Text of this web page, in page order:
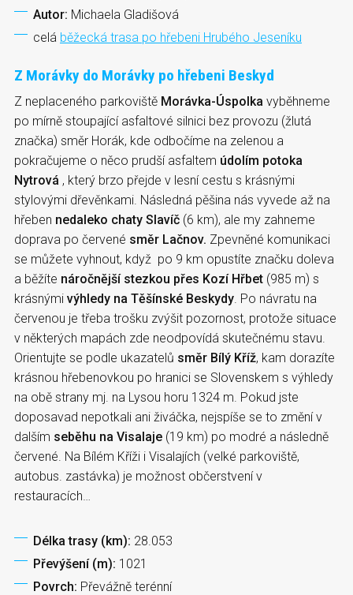
Autor: Michaela Gladišová
celá běžecká trasa po hřebeni Hrubého Jeseníku
Z Morávky do Morávky po hřebeni Beskyd
Z neplaceného parkoviště Morávka-Úspolka vyběhneme
po mírně stoupající asfaltové silnici bez provozu (žlutá
značka) směr Horák, kde odbočíme na zelenou a
pokračujeme o něco prudší asfaltem údolím potoka
Nytrová , který brzo přejde v lesní cestu s krásnými
stylovými dřevěnkami. Následná pěšina nás vyvede až na
hřeben nedaleko chaty Slavíč (6 km), ale my zahneme
doprava po červené směr Lačnov. Zpevněné komunikaci
se můžete vyhnout, když po 9 km opustíte značku doleva
a běžíte náročnější stezkou přes Kozí Hřbet (985 m) s
krásnými výhledy na Těšínské Beskydy . Po návratu na
červenou je třeba trošku zvýšit pozornost, protože situace
v některých mapách zde neodpovídá skutečnému stavu.
Orientujte se podle ukazatelů směr Bílý Kříž, kam dorazíte
krásnou hřebenovkou po hranici se Slovenskem s výhledy
na obě strany mj. na Lysou horu 1324 m. Pokud jste
doposavad nepotkali ani živáčka, nejspíše se to změní v
dalším seběhu na Visalaje (19 km) po modré a následně
červené. Na Bílém Kříži i Visalajích (velké parkoviště,
autobus. zastávka) je možnost občerstvení v
restauracích…
Délka trasy (km): 28.053
Převýšení (m): 1021
Povrch: Převážně terénní